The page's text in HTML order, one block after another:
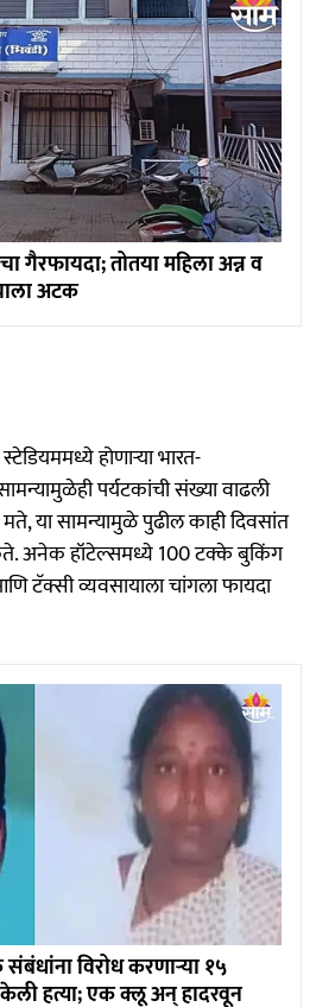
गैरफायदा; तोतया महिला अन्न व
अटक
होणाऱ्या भारत-
पर्यटकांची संख्या वाढली
या सामन्यामुळे पुढील काही दिवसांत
अनेक हॉटेल्समध्ये 100 टक्के बुकिंग
टॅक्सी व्यवसायाला चांगला फायदा
विरोध करणाऱ्या १५
हत्या; एक क्लू अन् हादरवून